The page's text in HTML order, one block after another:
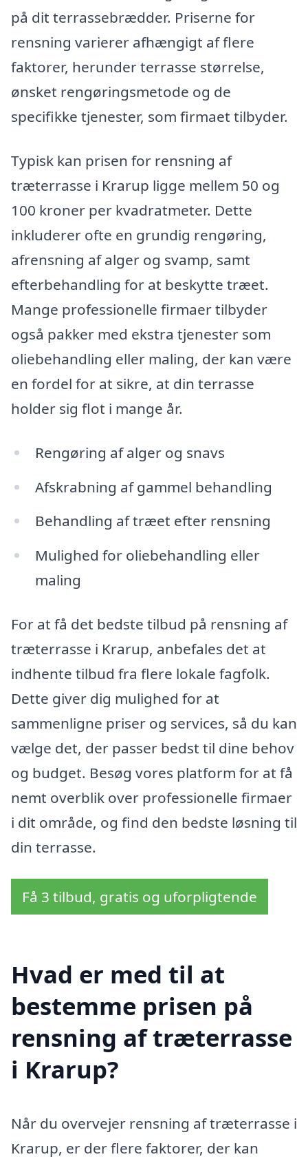
på dit terrassebrædder. Priserne for
rensning varierer afhængigt af flere
faktorer, herunder terrasse størrelse,
ønsket rengøringsmetode og de
specifikke tjenester, som firmaet tilbyder.
Typisk kan prisen for rensning af
træterrasse i Krarup ligge mellem 50 og
100 kroner per kvadratmeter. Dette
inkluderer ofte en grundig rengøring,
afrensning af alger og svamp, samt
efterbehandling for at beskytte træet.
Mange professionelle firmaer tilbyder
også pakker med ekstra tjenester som
oliebehandling eller maling, der kan være
en fordel for at sikre, at din terrasse
holder sig flot i mange år.
Rengøring af alger og snavs
Afskrabning af gammel behandling
Behandling af træet efter rensning
Mulighed for oliebehandling eller
maling
For at få det bedste tilbud på rensning af
træterrasse i Krarup, anbefales det at
indhente tilbud fra flere lokale fagfolk.
Dette giver dig mulighed for at
sammenligne priser og services, så du kan
vælge det, der passer bedst til dine behov
og budget. Besøg vores platform for at få
nemt overblik over professionelle firmaer
i dit område, og find den bedste løsning til
din terrasse.
Få 3 tilbud, gratis og uforpligtende
Hvad er med til at
bestemme prisen på
rensning af træterrasse
i Krarup?
Når du overvejer rensning af træterrasse i
Krarup, er der flere faktorer, der kan